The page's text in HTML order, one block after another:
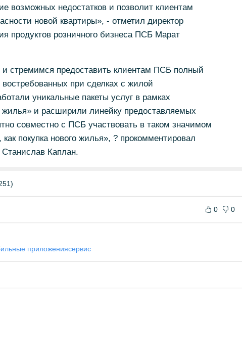
возможных недостатков и позволит клиентам
новой квартиры», - отметил директор
продуктов розничного бизнеса ПСБ Марат
стремимся предоставить клиентам ПСБ полный
при сделках с жилой
уникальные пакеты услуг в рамках
и расширили линейку предоставляемых
совместно с ПСБ участвовать в таком значимом
покупка нового жилья», ? прокомментировал
Станислав Каплан.
0 0
приложениясервис